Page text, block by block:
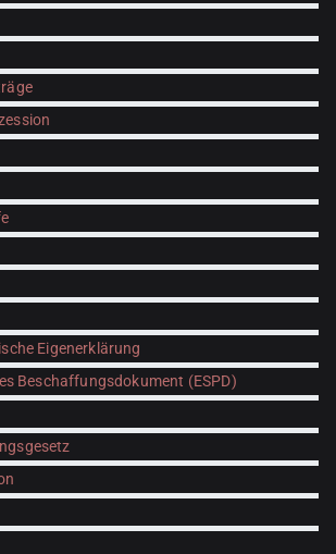
Eigenerklärung
Beschaffungsdokument (ESPD)